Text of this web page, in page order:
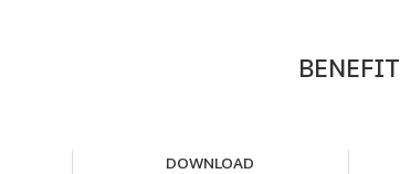
BENEFIT
DOWNLOAD